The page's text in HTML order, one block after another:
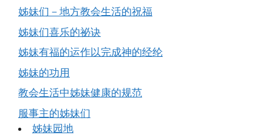
姊妹们－地方教会生活的祝福
姊妹们喜乐的祕诀
姊妹有福的运作以完成神的经纶
姊妹的功用
教会生活中姊妹健康的规范
服事主的姊妹们
姊妹园地